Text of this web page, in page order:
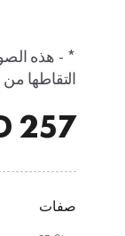
التقاطها
257
صفات